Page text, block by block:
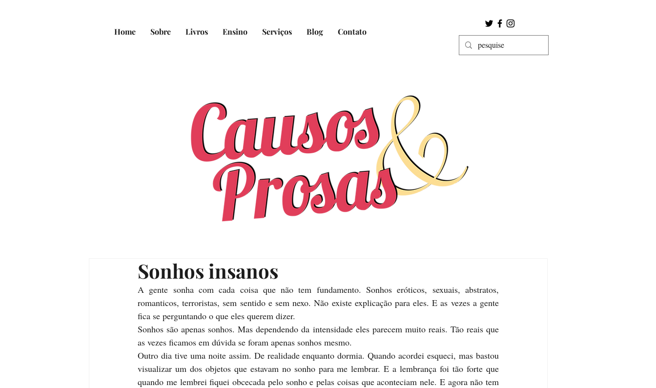
Home Sobre Livros Ensino Serviços Blog Contato
Sonhos insanos
A gente sonha com cada coisa que não tem fundamento. Sonhos eróticos, sexuais, abstratos,
romanticos, terroristas, sem sentido e sem nexo. Não existe explicação para eles. E as vezes a gente
fica se perguntando o que eles querem dizer.
Sonhos são apenas sonhos. Mas dependendo da intensidade eles parecem muito reais. Tão reais que
as vezes ficamos em dúvida se foram apenas sonhos mesmo.
Outro dia tive uma noite assim. De realidade enquanto dormia. Quando acordei esqueci, mas bastou
visualizar um dos objetos que estavam no sonho para me lembrar. E a lembrança foi tão forte que
quando me lembrei fiquei obcecada pelo sonho e pelas coisas que aconteciam nele. E agora não tem